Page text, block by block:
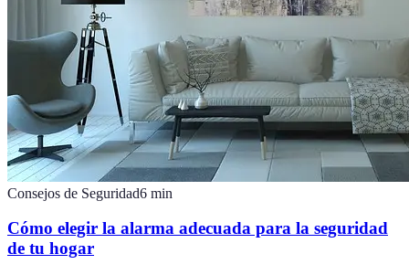
Consejos de Seguridad6 min
Cómo elegir la alarma adecuada para la seguridad
de tu hogar